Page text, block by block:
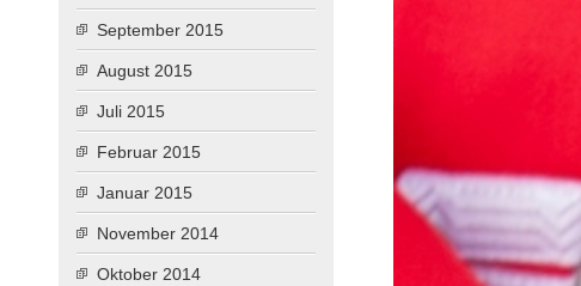
September 2015
August 2015
Juli 2015
Februar 2015
Januar 2015
November 2014
Oktober 2014